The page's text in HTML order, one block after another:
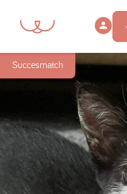
Succesmatch